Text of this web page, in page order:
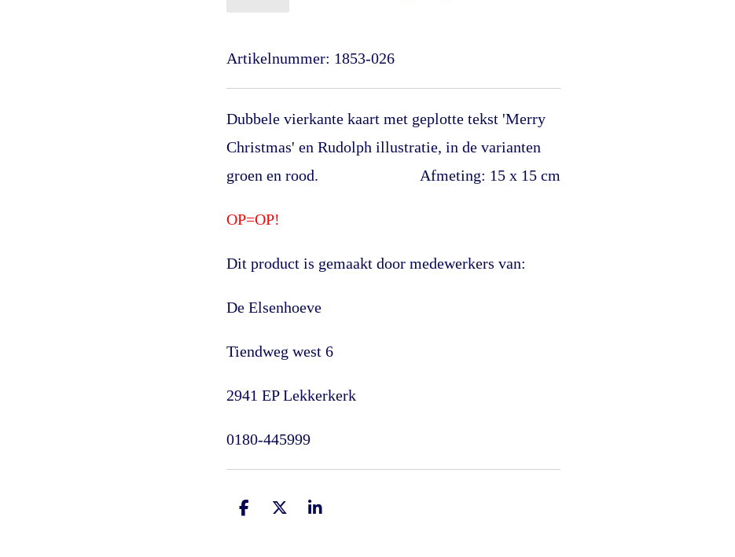
Artikelnummer: 1853-026
Dubbele vierkante kaart met geplotte tekst 'Merry
Christmas' en Rudolph illustratie, in de varianten
groen en rood. Afmeting: 15 x 15 cm
OP=OP!
Dit product is gemaakt door medewerkers van:
De Elsenhoeve
Tiendweg west 6
2941 EP Lekkerkerk
0180-445999
D
D
S